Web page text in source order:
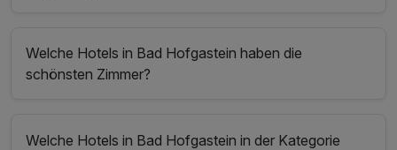
Welche Hotels in Bad Hofgastein haben die
schönsten Zimmer?
Welche Hotels in Bad Hofgastein in der Kategorie